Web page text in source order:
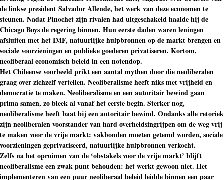
de linkse president Salvador Allende, het werk van deze economen te
steunen. Nadat Pinochet zijn rivalen had uitgeschakeld haalde hij de
Chicago Boys de regering binnen. Hun eerste daden waren leningen
afsluiten met het IMF, natuurlijke hulpbronnen op de markt brengen en
sociale voorzieningen en publieke goederen privatiseren. Kortom,
neoliberaal economisch beleid in een notendop.
Het Chileense voorbeeld prikt een aantal mythen door die neoliberalen
graag over zichzelf vertellen. Neoliberalisme heeft niks met vrijheid en
democratie te maken. Neoliberalisme en een autoritair bewind gaan
prima samen, zo bleek al vanaf het eerste begin. Sterker nog,
neoliberalisme heeft baat bij een autoritair bewind. Ondanks alle retoriek
zijn neoliberalen voorstander van hard overheidsingrijpen om de weg vrij
te maken voor de vrije markt: vakbonden moeten getemd worden, sociale
voorzieningen geprivatiseerd, natuurlijke hulpbronnen verkocht.
Zelfs na het opruimen van de ‘obstakels voor de vrije markt’ blijft
neoliberalisme een zwak punt behouden: het werkt gewoon niet. Het
implementeren van een puur neoliberaal beleid leidde binnen een paar